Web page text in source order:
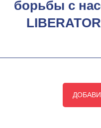
борьбы с